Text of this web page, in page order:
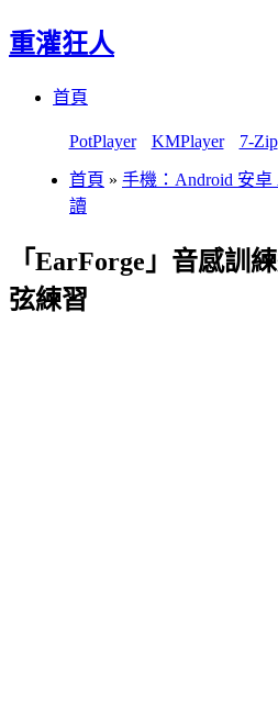
重灌狂人
首頁
PotPlayer KMPlayer 7-Zip
首頁 » 手機：Android 安卓
讀
「EarForge」音感訓
弦練習